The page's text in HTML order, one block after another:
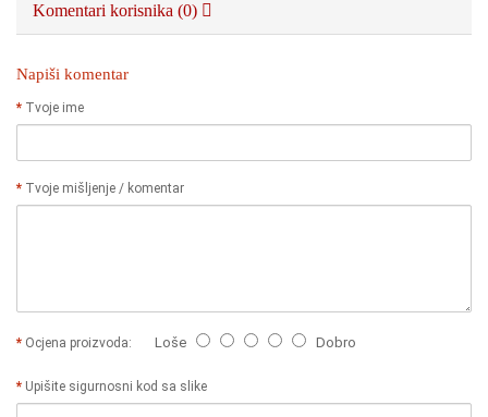
Komentari korisnika (0)
Napiši komentar
Tvoje ime
Tvoje mišljenje / komentar
Ocjena proizvoda: Loše Dobro
Upišite sigurnosni kod sa slike